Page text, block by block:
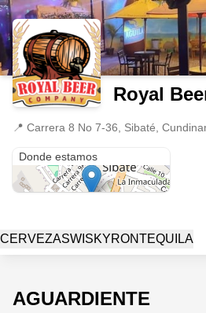
Royal
📍 Carrera 8 No 7-36, Sibaté,
Donde estamos
CERVEZASWISKYRONTEQUILA
AGUARDIENTE